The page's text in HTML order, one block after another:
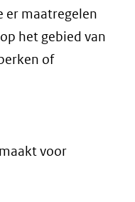
er maatregelen
het gebied van
of
voor